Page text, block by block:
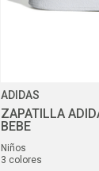
ADIDAS
ZAPATILLA
BEBE
niños
3 colores